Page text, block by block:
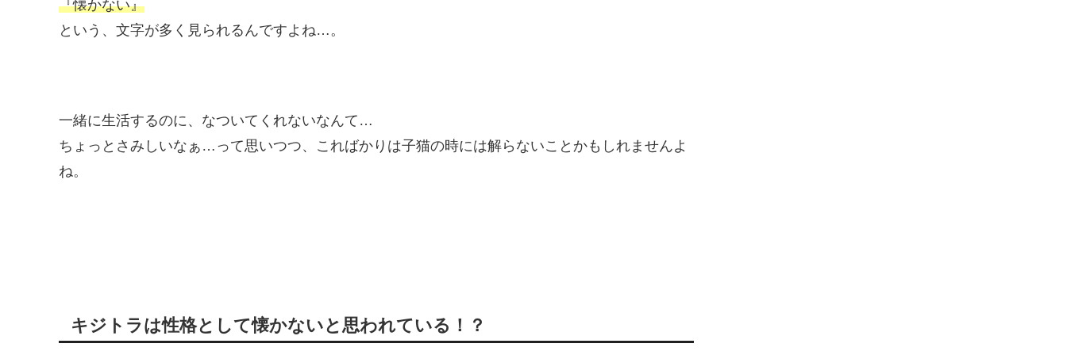
『懐かない』
という、文字が多く見られるんですよね…。
一緒に生活するのに、なついてくれないなんて…
ちょっとさみしいなぁ…って思いつつ、こればかりは子猫の時には解らないことかもしれませんよ
ね。
キジトラは性格として懐かないと思われている！？